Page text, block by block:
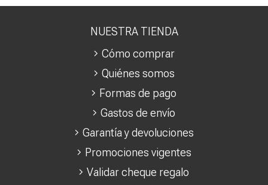
NUESTRA TIENDA
Cómo comprar
Quiénes somos
Formas de pago
Gastos de envío
Garantía y devoluciones
Promociones vigentes
Validar cheque regalo